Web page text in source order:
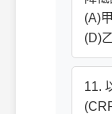
(A)
(D)
11.